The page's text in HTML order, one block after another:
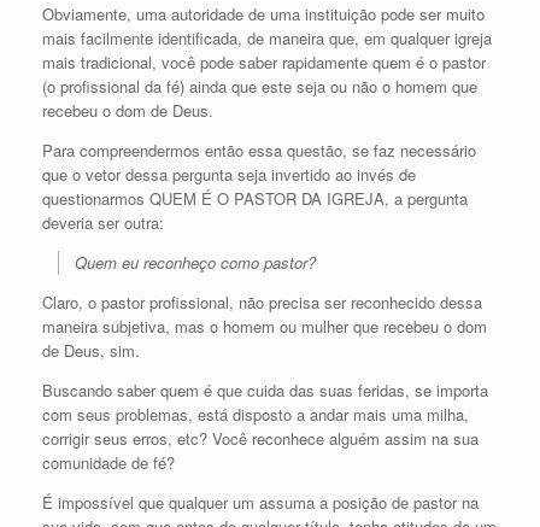
Obviamente, uma autoridade de uma instituição pode ser muito
mais facilmente identificada, de maneira que, em qualquer igreja
mais tradicional, você pode saber rapidamente quem é o pastor
(o profissional da fé) ainda que este seja ou não o homem que
recebeu o dom de Deus.
Para compreendermos então essa questão, se faz necessário
que o vetor dessa pergunta seja invertido ao invés de
questionarmos QUEM É O PASTOR DA IGREJA, a pergunta
deveria ser outra:
Quem eu reconheço como pastor?
Claro, o pastor profissional, não precisa ser reconhecido dessa
maneira subjetiva, mas o homem ou mulher que recebeu o dom
de Deus, sim.
Buscando saber quem é que cuida das suas feridas, se importa
com seus problemas, está disposto a andar mais uma milha,
corrigir seus erros, etc? Você reconhece alguém assim na sua
comunidade de fé?
É impossível que qualquer um assuma a posição de pastor na